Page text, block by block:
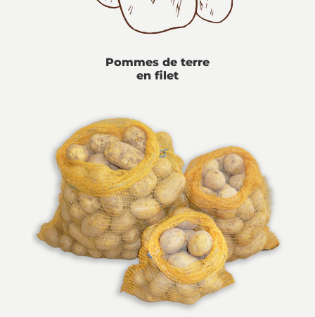
Pommes de terre
en filet